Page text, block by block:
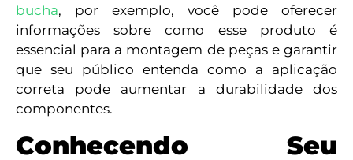
bucha, por exemplo, você pode oferecer
informações sobre como esse produto é
essencial para a montagem de peças e garantir
que seu público entenda como a aplicação
correta pode aumentar a durabilidade dos
componentes.
Conhecendo Seu